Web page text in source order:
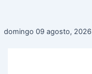
domingo 09 agosto, 2026